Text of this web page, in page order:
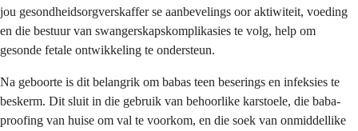
jou gesondheidsorgverskaffer se aanbevelings oor aktiwiteit, voeding
en die bestuur van swangerskapskomplikasies te volg, help om
gesonde fetale ontwikkeling te ondersteun.
Na geboorte is dit belangrik om babas teen beserings en infeksies te
beskerm. Dit sluit in die gebruik van behoorlike karstoele, die baba-
proofing van huise om val te voorkom, en die soek van onmiddellike